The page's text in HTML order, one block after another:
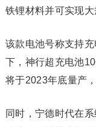
铁锂材料并可实现大
该款电池号称支持
下，神行超充电池
将于2023年底量产
同时，宁德时代在